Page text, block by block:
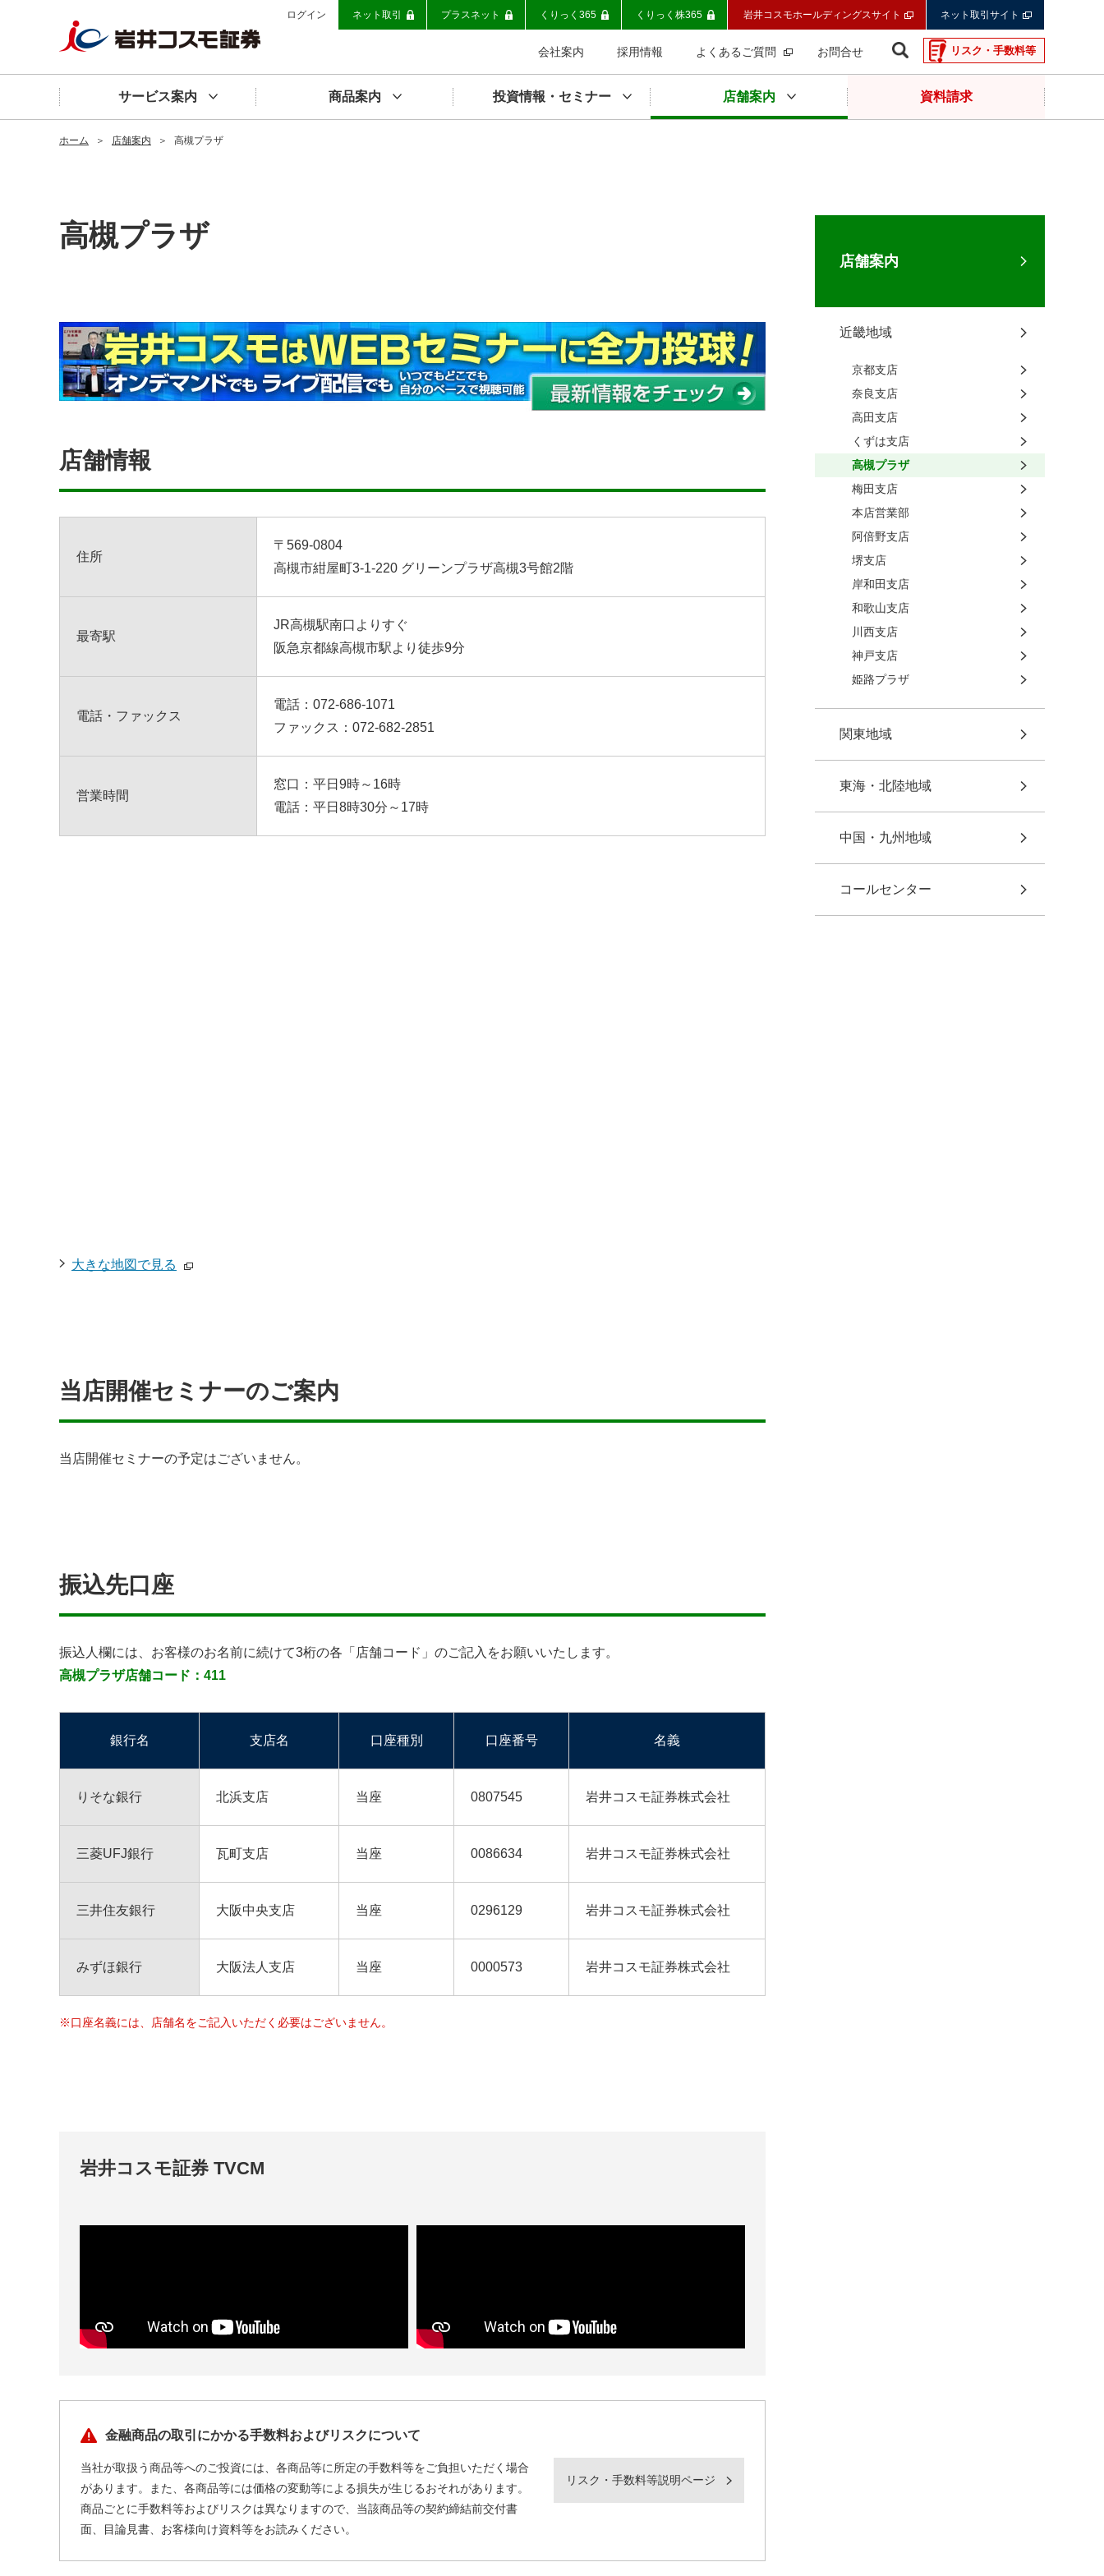
ログイン ネット取引 プラスネット くりっく365 くりっく株365 岩井コスモホールディングスサイト ネット取引サイト
会社案内 採用情報 よくあるご質問 お問合せ リスク・手数料等
サービス案内 商品案内 投資情報・セミナー 店舗案内 資料請求
ホーム ＞ 店舗案内 ＞ 高槻プラザ
高槻プラザ
店舗情報
住所
〒569-0804
高槻市紺屋町3-1-220 グリーンプラザ高槻3号館2階
最寄駅
JR高槻駅南口よりすぐ
阪急京都線高槻市駅より徒歩9分
電話・ファックス
電話： 072-686-1071
ファックス：072-682-2851
営業時間
窓口：平日9時～16時
電話：平日8時30分～17時
大きな地図で見る
当店開催セミナーのご案内
当店開催セミナーの予定はございません。
振込先口座
振込人欄には、お客様のお名前に続けて3桁の各「店舗コード」のご記入をお願いいたします。
高槻プラザ店舗コード：411
銀行名 支店名 口座種別 口座番号 名義
りそな銀行 北浜支店 当座 0807545 岩井コスモ証券株式会社
三菱UFJ銀行 瓦町支店 当座 0086634 岩井コスモ証券株式会社
三井住友銀行 大阪中央支店 当座 0296129 岩井コスモ証券株式会社
みずほ銀行 大阪法人支店 当座 0000573 岩井コスモ証券株式会社
※口座名義には、店舗名をご記入いただく必要はございません。
岩井コスモ証券 TVCM
金融商品の取引にかかる手数料およびリスクについて
当社が取扱う商品等へのご投資には、各商品等に所定の手数料等をご負担いただく場合
があります。また、各商品等には価格の変動等による損失が生じるおそれがあります。
商品ごとに手数料等およびリスクは異なりますので、当該商品等の契約締結前交付書
面、目論見書、お客様向け資料等をお読みください。
リスク・手数料等説明ページ
店舗案内
近畿地域
京都支店
奈良支店
高田支店
くずは支店
高槻プラザ
梅田支店
本店営業部
阿倍野支店
堺支店
岸和田支店
和歌山支店
川西支店
神戸支店
姫路プラザ
関東地域
東海・北陸地域
中国・九州地域
コールセンター